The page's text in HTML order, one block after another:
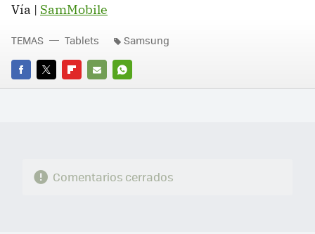
Vía | SamMobile
FACEBOOK
TWITTERFLIPBOARD
E-
WHATSAPP
TEMAS Tablets Samsung
Comentarios cerrados